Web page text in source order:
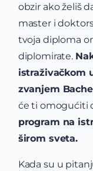
obzir ako želiš
master i
tvoja diploma
diplomirate.
istraživačkom
zvanjem
će ti omogućiti
program na
širom sveta.
Kada su u